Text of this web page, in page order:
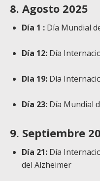
8. Agosto 2025
Día 1 : Día Mundial
Día 12: Día
Día 19: Día
Día 23: Día Mundial
9. Septiembre
Día 21: Día
del Alzheimer